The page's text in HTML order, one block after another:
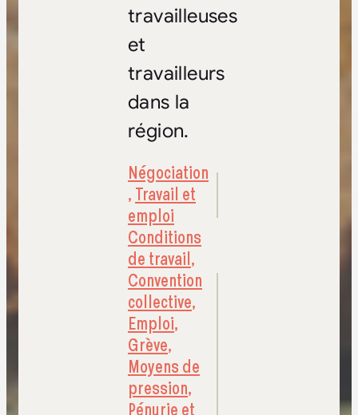
travailleuses
et
travailleurs
dans la
région.
Négociation
,Travail et
emploi
Conditions
de travail,
Convention
collective,
Emploi,
Grève,
Moyens de
pression,